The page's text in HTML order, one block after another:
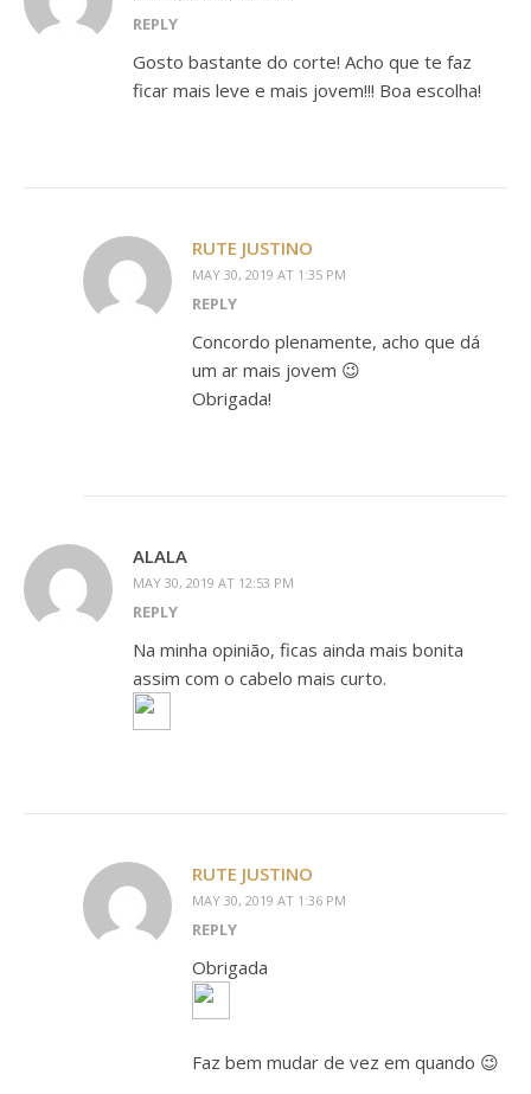
REPLY
Gosto bastante do corte! Acho que te faz
ficar mais leve e mais jovem!!! Boa escolha!
RUTE JUSTINO
MAY 30, 2019 AT 1:35 PM
REPLY
Concordo plenamente, acho que dá
um ar mais jovem 😉
Obrigada!
ALALA
MAY 30, 2019 AT 12:53 PM
REPLY
Na minha opinião, ficas ainda mais bonita
assim com o cabelo mais curto.
RUTE JUSTINO
MAY 30, 2019 AT 1:36 PM
REPLY
Obrigada
Faz bem mudar de vez em quando 😉